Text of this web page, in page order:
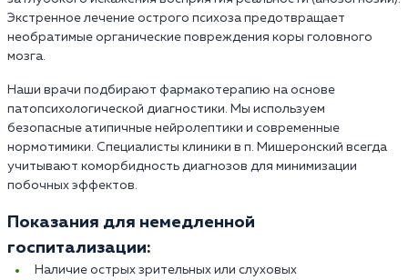
Экстренное лечение острого психоза предотвращает
необратимые органические повреждения коры головного
мозга.
Наши врачи подбирают фармакотерапию на основе
патопсихологической диагностики. Мы используем
безопасные атипичные нейролептики и современные
нормотимики. Специалисты клиники в п. Мишеронский всегда
учитывают коморбидность диагнозов для минимизации
побочных эффектов.
Показания для немедленной
госпитализации:
Наличие острых зрительных или слуховых